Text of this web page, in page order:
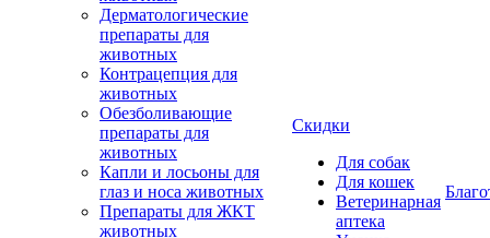
Дерматологические
препараты для
животных
Контрацепция для
животных
Обезболивающие
препараты для
животных
Капли и лосьоны для
глаз и носа животных
Препараты для ЖКТ
животных
Скидки
Для собак
Для кошек
Ветеринарная
аптека